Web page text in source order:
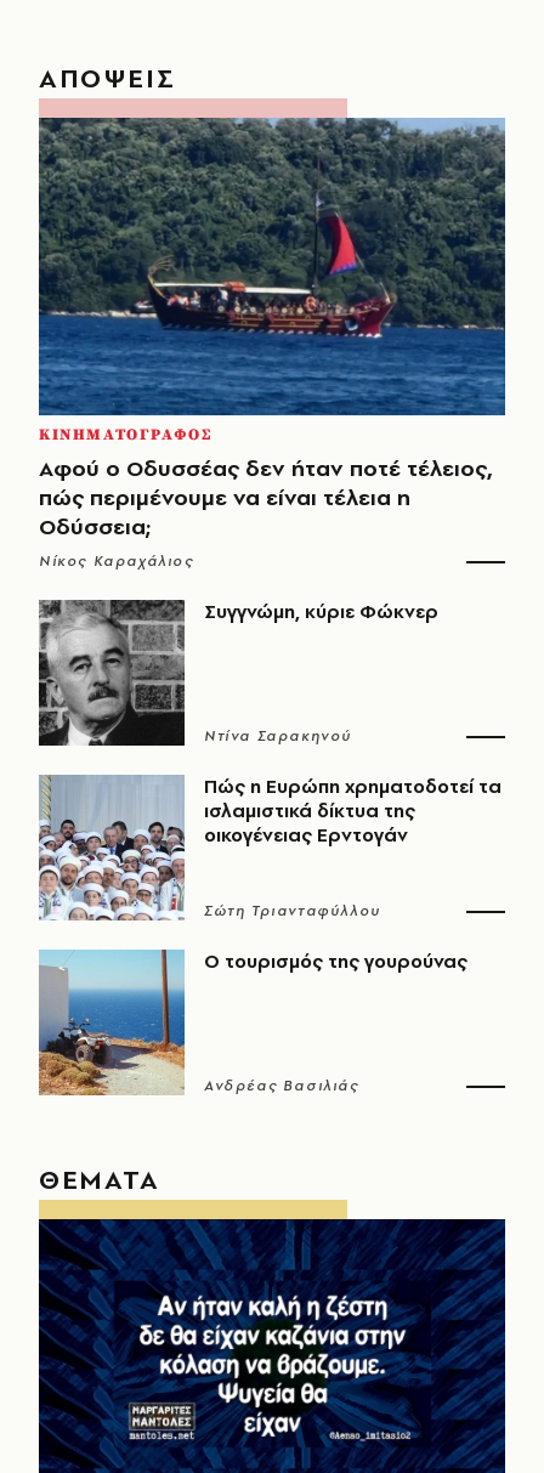
ΑΠΟΨΕΙΣ
ΚΙΝΗΜΑΤΟΓΡΑΦΟΣ
Αφού ο Οδυσσέας δεν ήταν ποτέ τέλειος,
πώς περιμένουμε να είναι τέλεια η
Οδύσσεια;
Νίκος Καραχάλιος
Συγγνώμη, κύριε Φώκνερ
Ντίνα Σαρακηνού
Πώς η Ευρώπη χρηματοδοτεί τα
ισλαμιστικά δίκτυα της
οικογένειας Ερντογάν
Σώτη Τριανταφύλλου
Ο τουρισμός της γουρούνας
Ανδρέας Βασιλιάς
ΘΕΜΑΤΑ